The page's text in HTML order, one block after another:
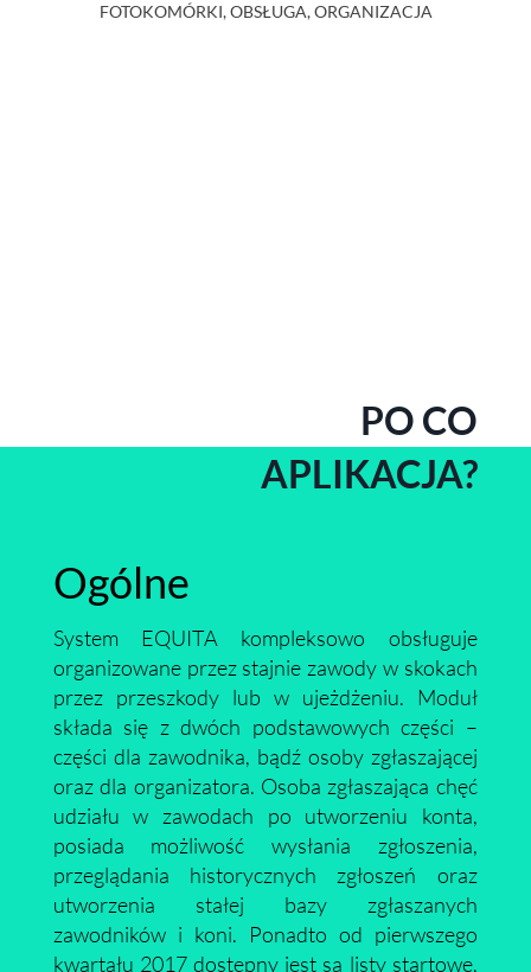
FOTOKOMÓRKI, OBSŁUGA, ORGANIZACJA
PO CO
APLIKACJA?
Ogólne
System EQUITA kompleksowo obsługuje
organizowane przez stajnie zawody w skokach
przez przeszkody lub w ujeżdżeniu. Moduł
składa się z dwóch podstawowych części –
części dla zawodnika, bądź osoby zgłaszającej
oraz dla organizatora. Osoba zgłaszająca chęć
udziału w zawodach po utworzeniu konta,
posiada możliwość wysłania zgłoszenia,
przeglądania historycznych zgłoszeń oraz
utworzenia stałej bazy zgłaszanych
zawodników i koni. Ponadto od pierwszego
kwartału 2017 dostępny jest są listy startowe,